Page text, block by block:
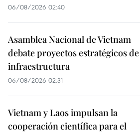
06/08/2026 02:40
Asamblea Nacional de Vietnam
debate proyectos estratégicos de
infraestructura
06/08/2026 02:31
Vietnam y Laos impulsan la
cooperación científica para el